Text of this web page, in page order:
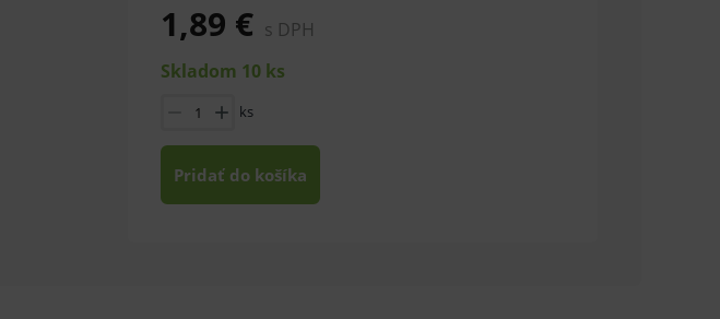
1,89 € s DPH
Skladom 10 ks
ks
Pridať do košíka